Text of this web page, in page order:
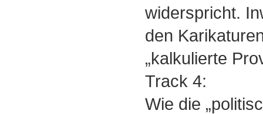
widerspricht.
den
„kalkulierte
Track 4:
Wie die